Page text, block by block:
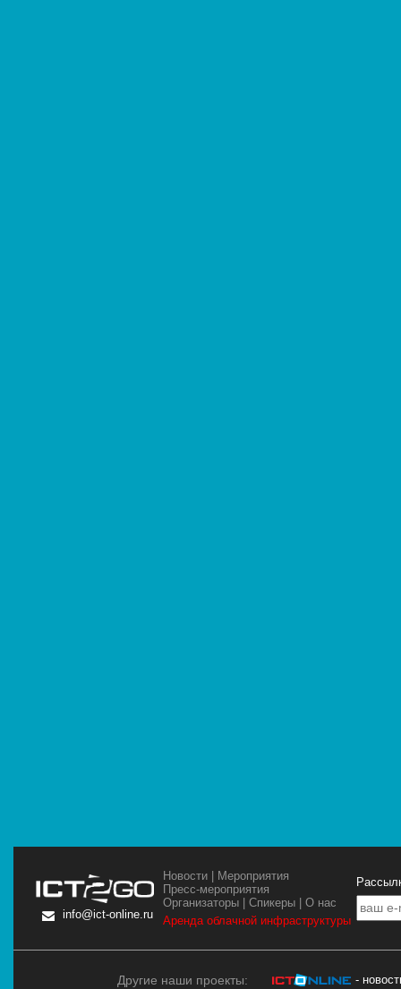
info@ict-online.ru
Новости | Мероприятия
Пресс-мероприятия
Организаторы |Спикеры |О нас
Аренда облачной инфраструктуры
Другие наши проекты: -